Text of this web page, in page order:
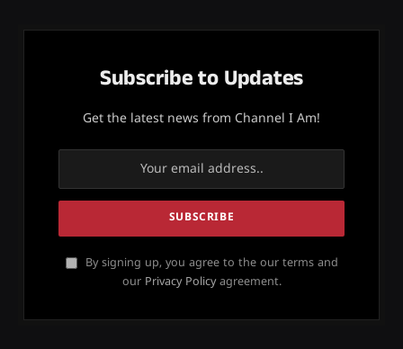
Subscribe to Updates
Get the latest news from Channel I Am!
By signing up, you agree to the our terms and
our Privacy Policyagreement.